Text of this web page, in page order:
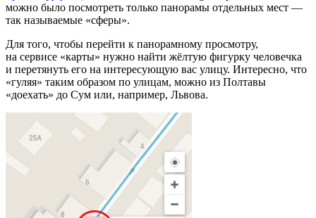
можно было посмотреть только панорамы отдельных мест —
так называемые «сферы».
Для того, чтобы перейти к панорамному просмотру,
на сервисе «карты» нужно найти жёлтую фигурку человечка
и перетянуть его на интересующую вас улицу. Интересно, что
«гуляя» таким образом по улицам, можно из Полтавы
«доехать» до Сум или, например, Львова.